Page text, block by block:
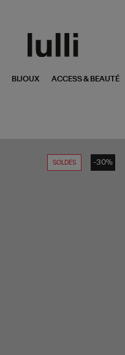
BIJOUX ACCESS & BEAUTÉ
SOLDES -30%